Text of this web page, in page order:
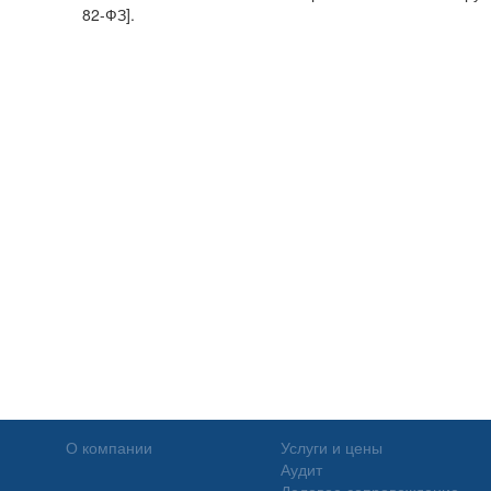
82-ФЗ].
О компании
Услуги и цены
Аудит